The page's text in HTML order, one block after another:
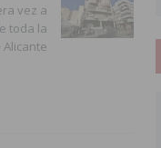
vez a
toda la